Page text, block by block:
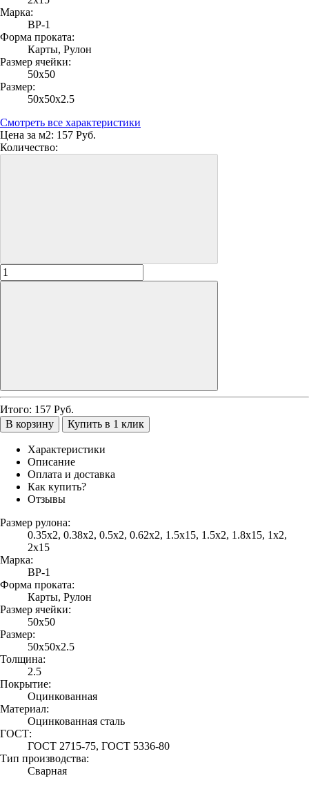
Марка:
ВР-1
Форма проката:
Карты, Рулон
Размер ячейки:
50х50
Размер:
50х50х2.5
Смотреть все характеристики
Цена за м2: 157 Руб.
Количество:
Итого: 157 Руб.
В корзину
Купить в 1 клик
Характеристики
Описание
Оплата и доставка
Как купить?
Отзывы
Размер рулона:
0.35х2, 0.38х2, 0.5х2, 0.62х2, 1.5х15, 1.5х2, 1.8х15, 1х2,
2х15
Марка:
ВР-1
Форма проката:
Карты, Рулон
Размер ячейки:
50х50
Размер:
50х50х2.5
Толщина:
2.5
Покрытие:
Оцинкованная
Материал:
Оцинкованная сталь
ГОСТ:
ГОСТ 2715-75, ГОСТ 5336-80
Тип производства:
Сварная